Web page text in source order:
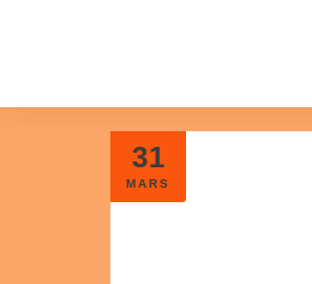
31
MARS